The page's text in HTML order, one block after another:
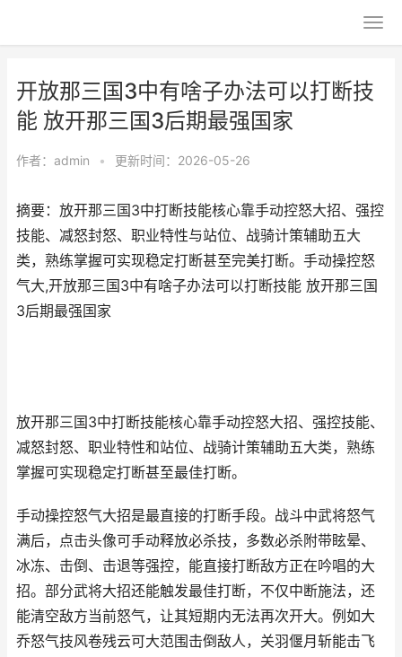
开放那三国3中有啥子办法可以打断技
能 放开那三国3后期最强国家
作者： admin • 更新时间：2026-05-26
摘要：放开那三国3中打断技能核心靠手动控怒大招、强控
技能、减怒封怒、职业特性与站位、战骑计策辅助五大
类，熟练掌握可实现稳定打断甚至完美打断。手动操控怒
气大,开放那三国3中有啥子办法可以打断技能 放开那三国
3后期最强国家
放开那三国3中打断技能核心靠手动控怒大招、强控技能、
减怒封怒、职业特性和站位、战骑计策辅助五大类，熟练
掌握可实现稳定打断甚至最佳打断。
手动操控怒气大招是最直接的打断手段。战斗中武将怒气
满后，点击头像可手动释放必杀技，多数必杀附带眩晕、
冰冻、击倒、击退等强控，能直接打断敌方正在吟唱的大
招。部分武将大招还能触发最佳打断，不仅中断施法，还
能清空敌方当前怒气，让其短期内无法再次开大。例如大
乔怒气技风卷残云可大范围击倒敌人，关羽偃月斩能击飞